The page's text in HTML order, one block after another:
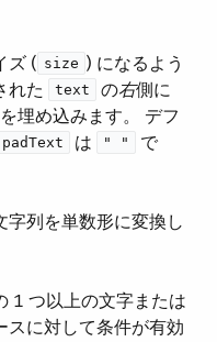
ズ (​ size ​) になるよう
た
text ​ の​右​側に ​
​ を埋め込みます。 デフ
padText ​ は ​ " "
​ で
字列を単数形に変換し
1 つ以上の文字または
スに対して条件が有効